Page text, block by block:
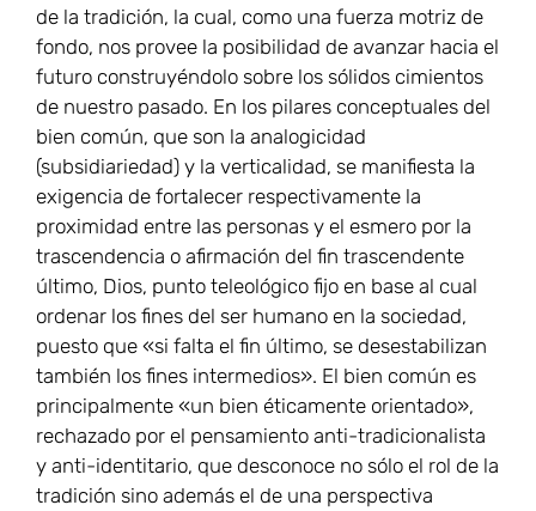
de la tradición, la cual, como una fuerza motriz de
fondo, nos provee la posibilidad de avanzar hacia el
futuro construyéndolo sobre los sólidos cimientos
de nuestro pasado. En los pilares conceptuales del
bien común, que son la analogicidad
(subsidiariedad) y la verticalidad, se manifiesta la
exigencia de fortalecer respectivamente la
proximidad entre las personas y el esmero por la
trascendencia o afirmación del fin trascendente
último, Dios, punto teleológico fijo en base al cual
ordenar los fines del ser humano en la sociedad,
puesto que «si falta el fin último, se desestabilizan
también los fines intermedios». El bien común es
principalmente «un bien éticamente orientado»,
rechazado por el pensamiento anti-tradicionalista
y anti-identitario, que desconoce no sólo el rol de la
tradición sino además el de una perspectiva